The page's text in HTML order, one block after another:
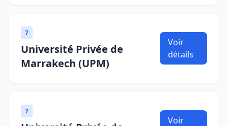
7
Université Privée de
Marrakech (UPM)
Voir
détails
7
Voir